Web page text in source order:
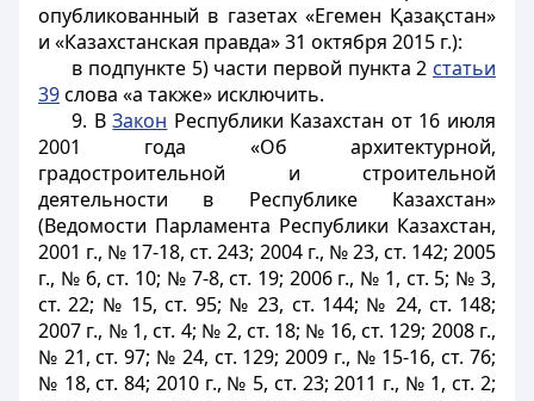
опубликованный в газетах «Егемен Қазақстан»
и «Казахстанская правда» 31 октября 2015 г.):
в подпункте 5) части первой пункта 2 статьи
39слова «а также» исключить.
9. ВЗакон Республики Казахстан от 16 июля
2001 года «Об архитектурной,
градостроительной и строительной
деятельности в Республике Казахстан»
(Ведомости Парламента Республики Казахстан,
2001 г., № 17-18, ст. 243; 2004 г., № 23, ст. 142; 2005
г., № 6, ст. 10; № 7-8, ст. 19; 2006 г., № 1, ст. 5; № 3,
ст. 22; № 15, ст. 95; № 23, ст. 144; № 24, ст. 148;
2007 г., № 1, ст. 4; № 2, ст. 18; № 16, ст. 129; 2008 г.,
№ 21, ст. 97; № 24, ст. 129; 2009 г., № 15-16, ст. 76;
№ 18, ст. 84; 2010 г., № 5, ст. 23; 2011 г., № 1, ст. 2;